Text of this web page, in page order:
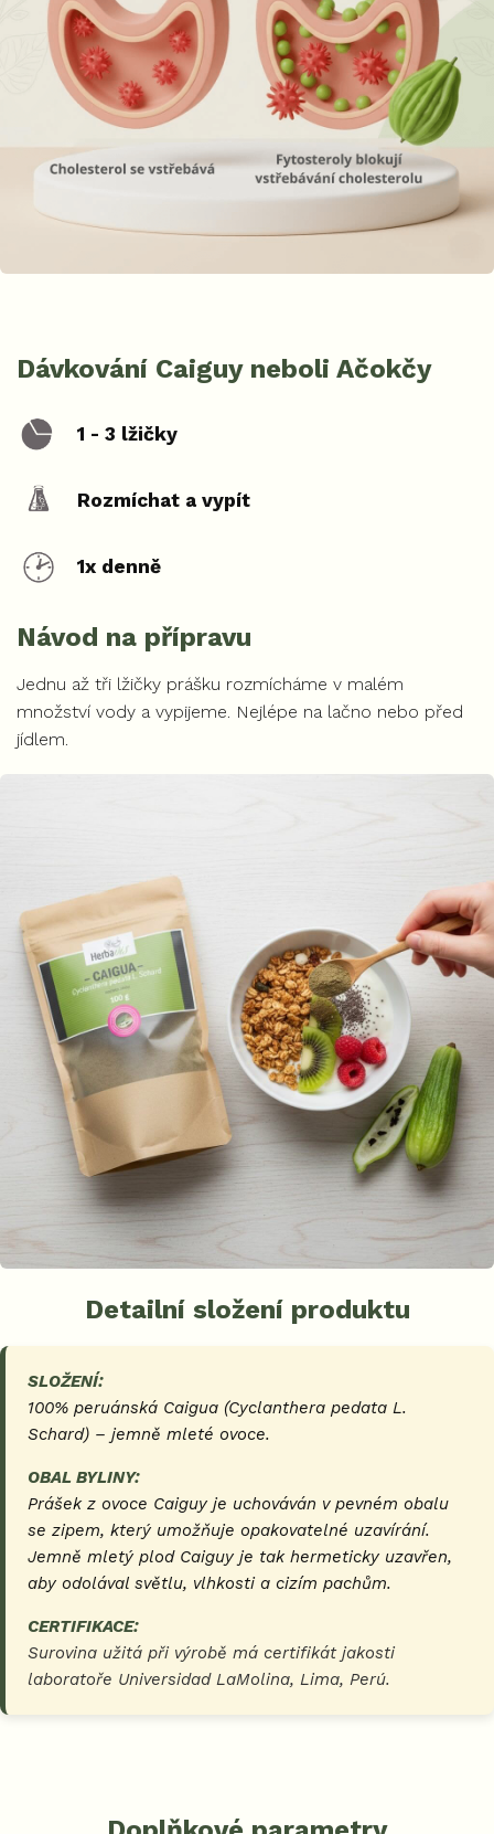
Dávkování Caiguy neboli Ačokčy
1 - 3 lžičky
Rozmíchat a vypít
1x denně
Návod na přípravu
Jednu až tři lžičky prášku rozmícháme v malém
množství vody a vypijeme. Nejlépe na lačno nebo před
jídlem.
Detailní složení produktu
SLOŽENÍ:
100% peruánská Caigua (Cyclanthera pedata L.
Schard) – jemně mleté ovoce.
OBAL BYLINY:
Prášek z ovoce Caiguy je uchováván v pevném obalu
se zipem, který umožňuje opakovatelné uzavírání.
Jemně mletý plod Caiguy je tak hermeticky uzavřen,
aby odolával světlu, vlhkosti a cizím pachům.
CERTIFIKACE:
Surovina užitá při výrobě má certifikát jakosti
laboratoře Universidad LaMolina, Lima, Perú.